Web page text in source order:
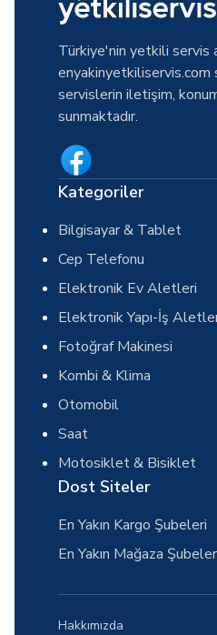
Türkiye'nin yetkili servis
enyakinyetkiliservis.com
servislerin iletişim,
sunmaktadır.
Kategoriler
Bilgisayar & Tablet
Cep Telefonu
Elektronik Ev Aletleri
Elektronik Yapı-İş
Fotoğraf Makinesi
Kombi & Klima
Otomobil
Saat
Motosiklet & Bisiklet
Dost Siteler
En Yakın Kargo Şubeleri
En Yakın Mağaza
Hakkımızda